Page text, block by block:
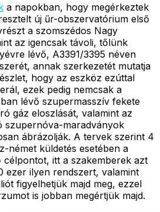
a napokban, hogy megérkeztek
új űr-obszervatórium első
a szomszédos Nagy
az igencsak távoli, tőlünk
lévő, A3391/3395 néven
annak szerkezetét mutatja
hogy az eszköz ezúttal
ezek pedig nemcsak a
lévő szupermasszív fekete
gáz eloszlását, valamint az
szupernóva-maradványok
ábrázolják. A tervek szerint 4
német küldetés esetében a
célpontot, itt a szakemberek azt
ezer ilyen rendszert, valamint
figyelhetjük majd meg, ezzel
is jobban megértjük majd.